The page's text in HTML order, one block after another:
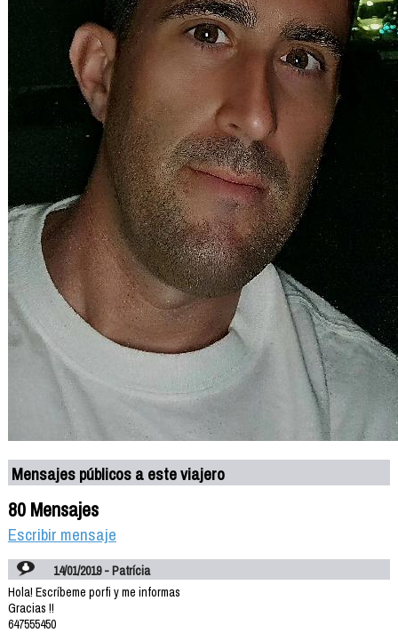
Mensajes públicos a este viajero
80 Mensajes
Escribir mensaje
14/01/2019 - Patrícia
Hola! Escríbeme porfi y me informas
Gracias !!
647555450